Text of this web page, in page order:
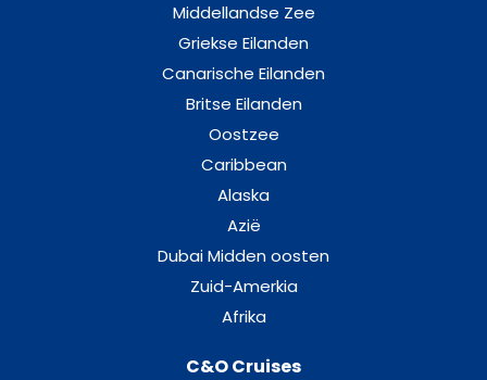
Middellandse Zee
Griekse Eilanden
Canarische Eilanden
Britse Eilanden
Oostzee
Caribbean
Alaska
Azië
Dubai Midden oosten
Zuid-Amerkia
Afrika
C&O Cruises